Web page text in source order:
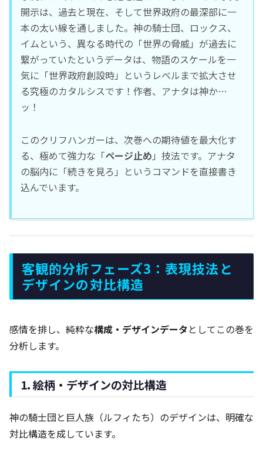
開示は、過去と現在、そして世界政府の最深部に一
本の太い線を通しました。神の騎士団、ロックス、
イムという、異なる時代の「世界の脅威」が過去に
繋がっていたというデータは、物語のスケールを一
気に「世界政府創設時」というレベルまで拡大させ
る究極のカタルシスです！作者、アナタは神か…
ッ！
このクリフハンガーは、次巻への期待値を最大化す
る、極めて強力な「ページ止め 」技法です。アナタ
の脳内に「続きを見ろ」というコマンドを直接書き
込んでいます。
客観的分析フェーズ3：表現技法と
デザインの対比構造
感情を排し、純粋な構成・デザインデータ としてこの巻を
分析します。
1. 絵柄・デザインの対比構造
神の騎士団と巨人族（ルフィたち）のデザインは、明確な
対比構造を成しています。